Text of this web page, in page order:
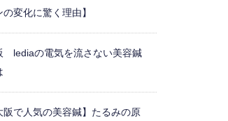
の変化に驚く理由】
lediaの電気を流さない美容鍼
阪で人気の美容鍼】たるみの原